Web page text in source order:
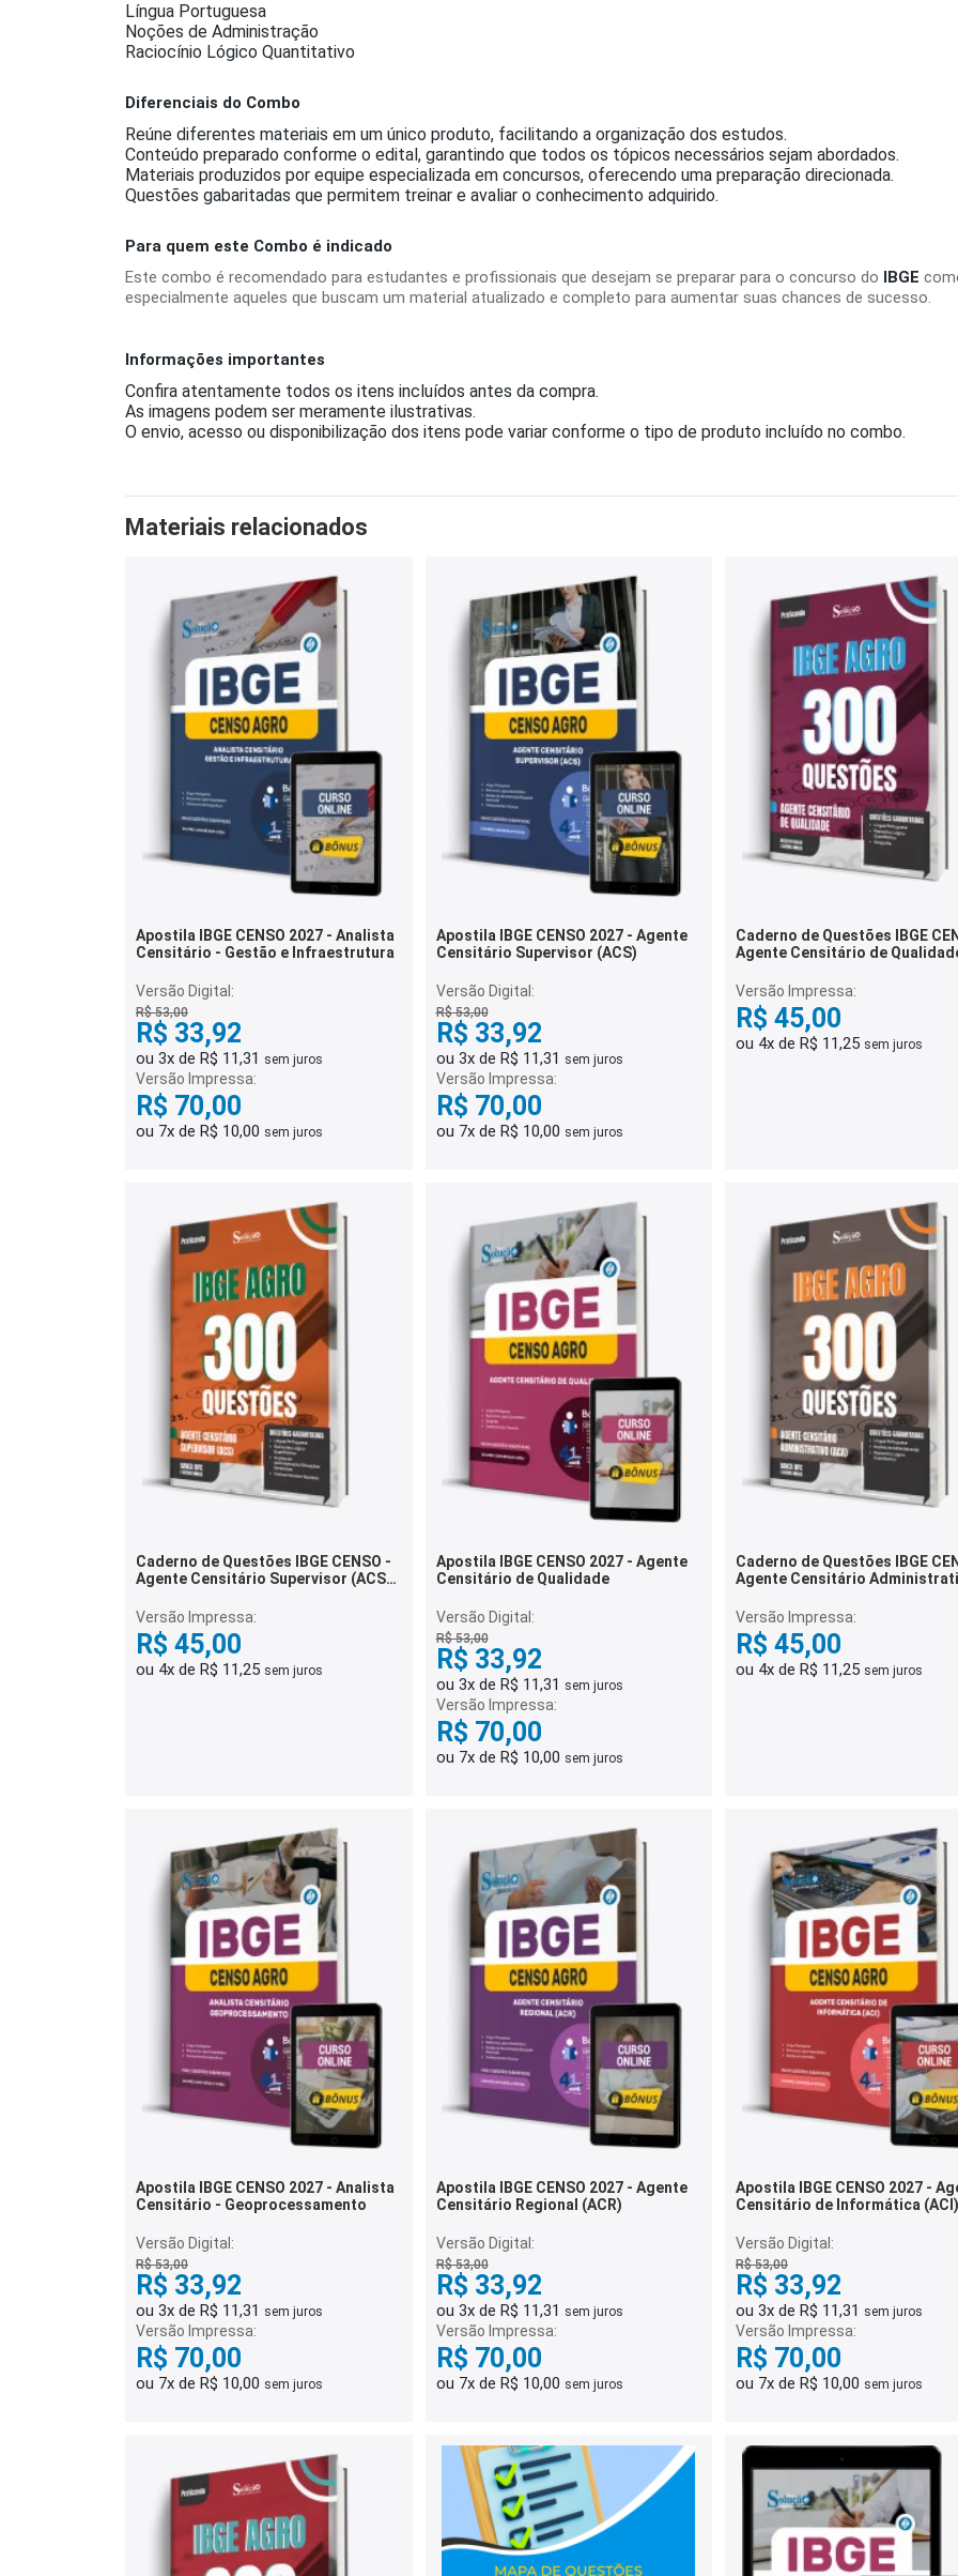
Língua Portuguesa
Noções de Administração
Raciocínio Lógico Quantitativo
Diferenciais do Combo
Reúne diferentes materiais em um único produto, facilitando a organização dos estudos.
Conteúdo preparado conforme o edital, garantindo que todos os tópicos necessários sejam abordados.
Materiais produzidos por equipe especializada em concursos, oferecendo uma preparação direcionada.
Questões gabaritadas que permitem treinar e avaliar o conhecimento adquirido.
Para quem este Combo é indicado
Este combo é recomendado para estudantes e profissionais que desejam se preparar para o concurso do IBGE
especialmente aqueles que buscam um material atualizado e completo para aumentar suas chances de sucesso.
Informações importantes
Confira atentamente todos os itens incluídos antes da compra.
As imagens podem ser meramente ilustrativas.
O envio, acesso ou disponibilização dos itens pode variar conforme o tipo de produto incluído no combo.
Materiais relacionados
Apostila IBGE CENSO 2027 - Analista
Censitário - Gestão e Infraestrutura
Versão Digital:
R$ 53,00
R$ 33,92
ou 3x de R$ 11,31 sem juros
Versão Impressa:
R$ 70,00
ou 7x de R$ 10,00 sem juros
Apostila IBGE CENSO 2027 - Agente
Censitário Supervisor (ACS)
Versão Digital:
R$ 53,00
R$ 33,92
ou 3x de R$ 11,31 sem juros
Versão Impressa:
R$ 70,00
ou 7x de R$ 10,00 sem juros
Caderno de Questões IBGE
Agente Censitário de
Versão Impressa:
R$ 45,00
ou 4x de R$ 11,25 sem juros
Caderno de Questões IBGE CENSO -
Agente Censitário Supervisor (ACS) -
Versão Impressa:
R$ 45,00
ou 4x de R$ 11,25 sem juros
Apostila IBGE CENSO 2027 - Agente
Censitário de Qualidade
Versão Digital:
R$ 53,00
R$ 33,92
ou 3x de R$ 11,31 sem juros
Versão Impressa:
R$ 70,00
ou 7x de R$ 10,00 sem juros
Caderno de Questões IBGE
Agente Censitário
Versão Impressa:
R$ 45,00
ou 4x de R$ 11,25 sem juros
Apostila IBGE CENSO 2027 - Analista
Censitário - Geoprocessamento
Versão Digital:
R$ 53,00
R$ 33,92
ou 3x de R$ 11,31 sem juros
Versão Impressa:
R$ 70,00
ou 7x de R$ 10,00 sem juros
Apostila IBGE CENSO 2027 - Agente
Censitário Regional (ACR)
Versão Digital:
R$ 53,00
R$ 33,92
ou 3x de R$ 11,31 sem juros
Versão Impressa:
R$ 70,00
ou 7x de R$ 10,00 sem juros
Apostila IBGE CENSO 2027 -
Censitário de Informática (ACI)
Versão Digital:
R$ 53,00
R$ 33,92
ou 3x de R$ 11,31 sem juros
Versão Impressa:
R$ 70,00
ou 7x de R$ 10,00 sem juros